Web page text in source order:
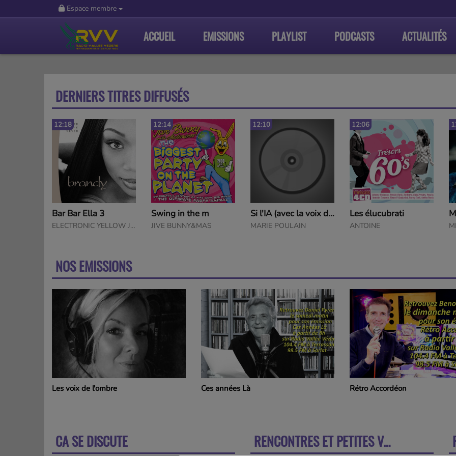
Espace membre
ACCUEIL EMISSIONS PLAYLIST PODCASTS ACTUALITÉS
DERNIERS TITRES DIFFUSÉS
12:14
Swing in the m
JIVE BUNNY&MAS
12:10
MARIE POULAIN
12:06
Les élucubrati
ANTOINE
12:04
Mister J.B
MITCHELL EDDY
NOS EMISSIONS
Ces années Là Rétro Accordéon Positiv'Ondes
CA SE DISCUTE RENCONTRES ET PETITES VADROUILLES